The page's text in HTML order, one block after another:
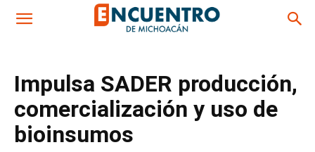
Impulsa SADER producción,
comercialización y uso de
bioinsumos